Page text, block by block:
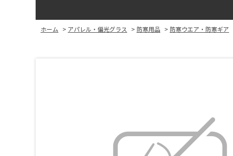
ホーム > アパレル・偏光グラス > 防寒用品 > 防寒ウエア・防寒ギア